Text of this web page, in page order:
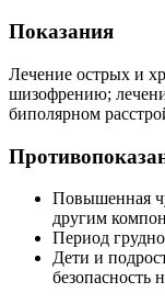
Показания
Лечение острых и
шизофрению;
биполярном
Повышенная
другим
Период
Дети и
безопасность